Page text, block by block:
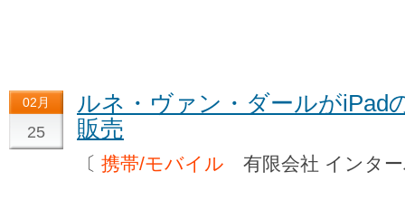
02月
25
ルネ・ヴァン・ダールがiPad
販売
〔 携帯/モバイル 有限会社 インタ